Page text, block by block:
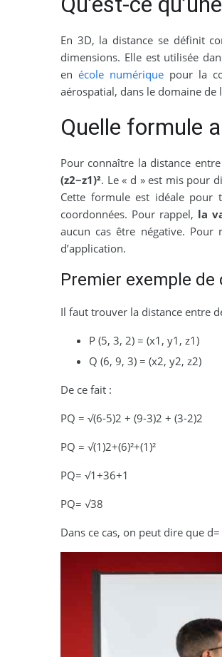
En 3D, la distance se définit
dimensions. Elle est utilisée
enécole numérique pour la
aérospatial, dans le domaine
Quelle formule
Pour connaître la distance
(z2−z1)². Le « d » est mis pour
Cette formule est idéale pour
coordonnées. Pour rappel, la
aucun cas être négative. Pour
d’application.
Premier exemple de
Il faut trouver la distance entre
P (5, 3, 2) = (x1, y1, z1)
Q (6, 9, 3) = (x2, y2, z2)
De ce fait :
PQ = √(6-5)2 + (9-3)2 + (3-2)2
PQ = √(1)2+(6)²+(1)²
PQ= √1+36+1
PQ= √38
Dans ce cas, on peut dire que